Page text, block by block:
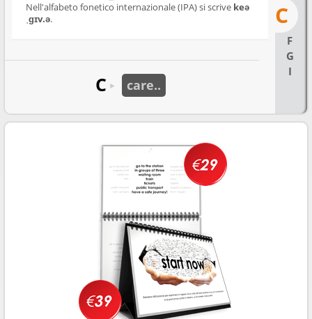
C
F
G
I
Nell'alfabeto fonetico internazionale (IPA) si scrive keə
ˌɡɪv.ə.
C ► care..